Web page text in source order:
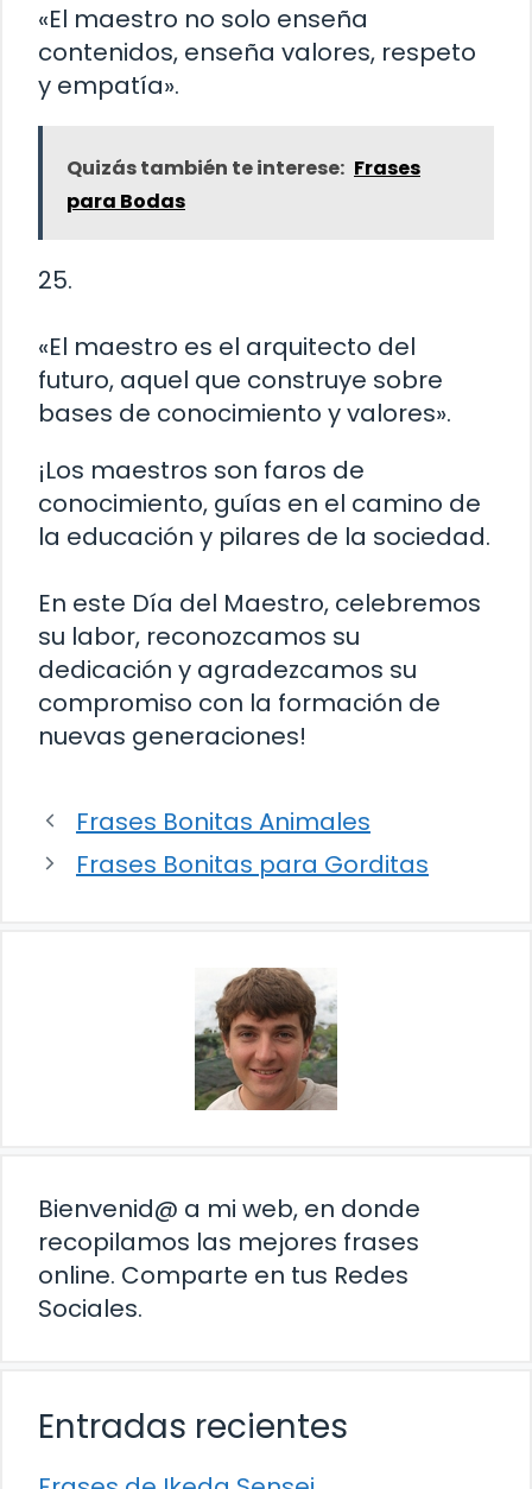
«El maestro no solo enseña
contenidos, enseña valores, respeto
y empatía».
Quizás también te interese: Frases
para Bodas
25.
«El maestro es el arquitecto del
futuro, aquel que construye sobre
bases de conocimiento y valores».
¡Los maestros son faros de
conocimiento, guías en el camino de
la educación y pilares de la sociedad.
En este Día del Maestro, celebremos
su labor, reconozcamos su
dedicación y agradezcamos su
compromiso con la formación de
nuevas generaciones!
Frases Bonitas Animales
Frases Bonitas para Gorditas
Bienvenid@ a mi web, en donde
recopilamos las mejores frases
online. Comparte en tus Redes
Sociales.
Entradas recientes